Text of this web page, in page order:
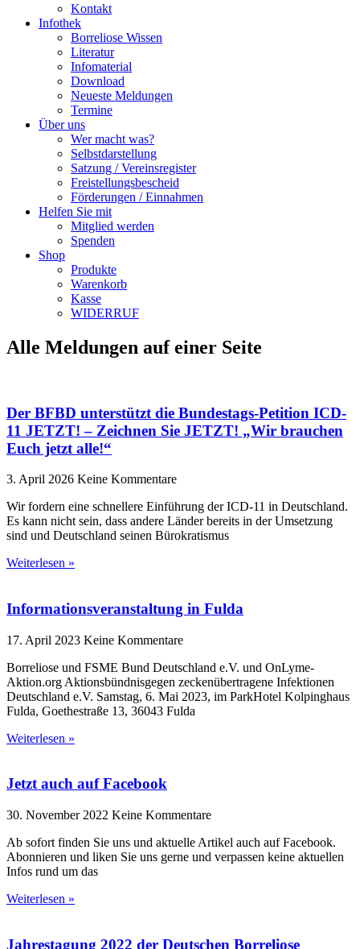
Kontakt
Infothek
Borreliose Wissen
Literatur
Infomaterial
Download
Neueste Meldungen
Termine
Über uns
Wer macht was?
Selbstdarstellung
Satzung / Vereinsregister
Freistellungsbescheid
Förderungen / Einnahmen
Helfen Sie mit
Mitglied werden
Spenden
Shop
Produkte
Warenkorb
Kasse
WIDERRUF
Alle Meldungen auf einer Seite
Der BFBD unterstützt die Bundestags-Petition ICD-
11 JETZT! – Zeichnen Sie JETZT! „Wir brauchen
Euch jetzt alle!“
3. April 2026 Keine Kommentare
Wir fordern eine schnellere Einführung der ICD-11 in Deutschland.
Es kann nicht sein, dass andere Länder bereits in der Umsetzung
sind und Deutschland seinen Bürokratismus
Weiterlesen »
Informationsveranstaltung in Fulda
17. April 2023 Keine Kommentare
Borreliose und FSME Bund Deutschland e.V. und OnLyme-
Aktion.org Aktionsbündnisgegen zeckenübertragene Infektionen
Deutschland e.V. Samstag, 6. Mai 2023, im ParkHotel Kolpinghaus
Fulda, Goethestraße 13, 36043 Fulda
Weiterlesen »
Jetzt auch auf Facebook
30. November 2022 Keine Kommentare
Ab sofort finden Sie uns und aktuelle Artikel auch auf Facebook.
Abonnieren und liken Sie uns gerne und verpassen keine aktuellen
Infos rund um das
Weiterlesen »
Jahrestagung 2022 der Deutschen Borreliose